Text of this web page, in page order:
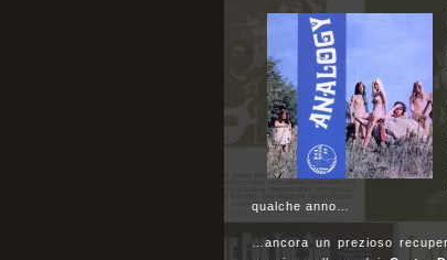
qualche anno…
…ancora un prezioso